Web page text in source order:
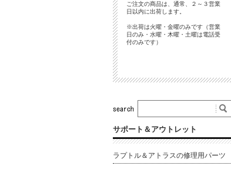
ご注文の商品は、通常、２～３営業
日以内に出荷します。
※出荷は火曜・金曜のみです（営業
日のみ・水曜・木曜・土曜は電話受
付のみです）
サポート＆アウトレット
ラプトル＆アトラスの修理用パーツ